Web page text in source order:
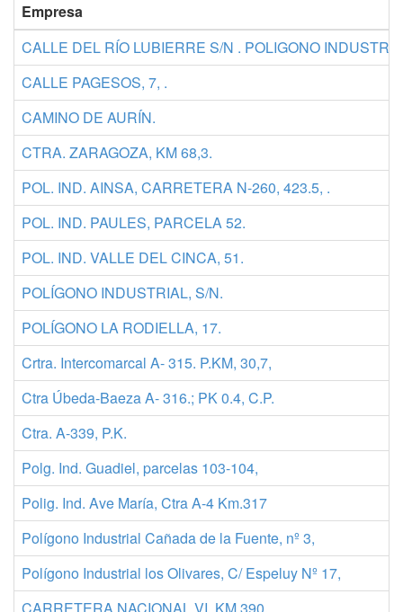
Empresa
CALLE DEL RÍO LUBIERRE S/N . POLIGONO
CALLE PAGESOS, 7, .
CAMINO DE AURÍN.
CTRA. ZARAGOZA, KM 68,3.
POL. IND. AINSA, CARRETERA N-260, 423.5, .
POL. IND. PAULES, PARCELA 52.
POL. IND. VALLE DEL CINCA, 51.
POLÍGONO INDUSTRIAL, S/N.
POLÍGONO LA RODIELLA, 17.
Crtra. Intercomarcal A- 315. P.KM, 30,7,
Ctra Úbeda-Baeza A- 316.; PK 0.4, C.P.
Ctra. A-339, P.K.
Polg. Ind. Guadiel, parcelas 103-104,
Polig. Ind. Ave María, Ctra A-4 Km.317
Polígono Industrial Cañada de la Fuente, nº 3,
Polígono Industrial los Olivares, C/ Espeluy Nº 17,